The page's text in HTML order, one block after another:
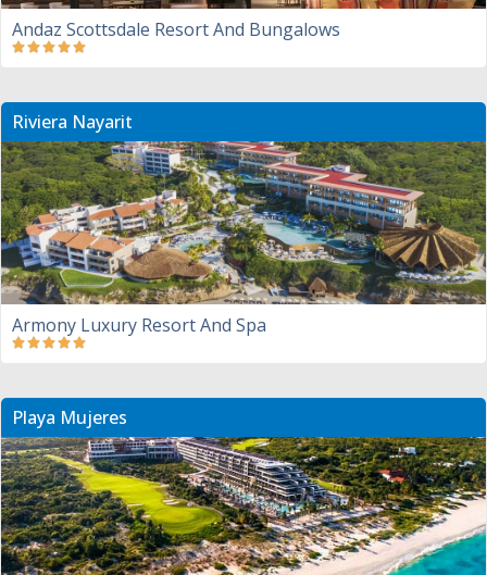
Andaz Scottsdale Resort And Bungalows
Riviera Nayarit
Armony Luxury Resort And Spa
Playa Mujeres